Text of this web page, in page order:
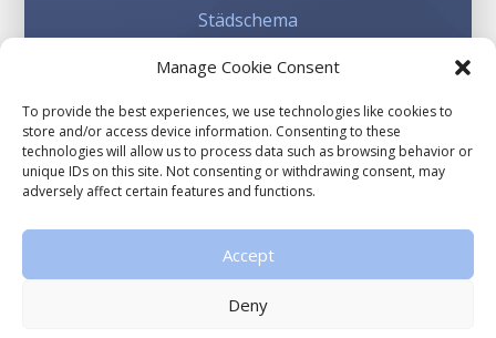
Manage Cookie Consent
To provide the best experiences, we use technologies like cookies to
store and/or access device information. Consenting to these
technologies will allow us to process data such as browsing behavior or
unique IDs on this site. Not consenting or withdrawing consent, may
adversely affect certain features and functions.
Accept
Deny
Städschema
Kioskschema
Involvera dig
Sponsorhuset
Gräsroten